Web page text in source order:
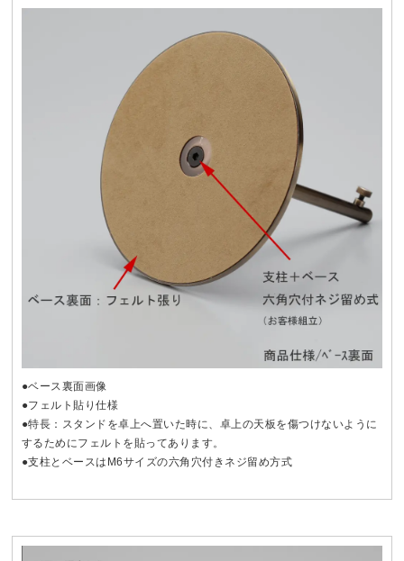
●ベース裏面画像
●フェルト貼り仕様
●特長：スタンドを卓上へ置いた時に、卓上の天板を傷つけないように
するためにフェルトを貼ってあります。
●支柱とベースはM6サイズの六角穴付きネジ留め方式